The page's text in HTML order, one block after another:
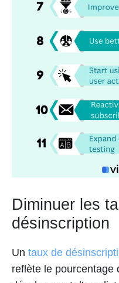
Diminuer les
désinscription
Un taux de
reflète le pourcentage